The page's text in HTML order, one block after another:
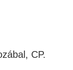
CP.